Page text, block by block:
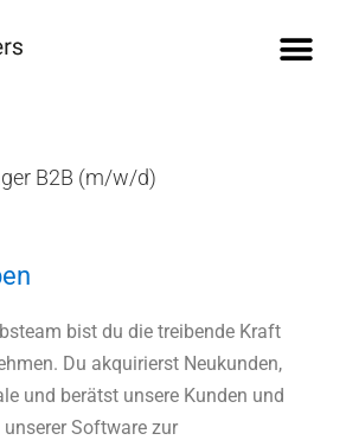
B2B (m/w/d)
bist du die treibende Kraft
Du akquirierst Neukunden,
und berätst unsere Kunden und
Software zur